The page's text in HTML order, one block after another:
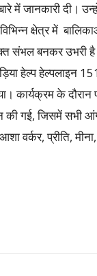
में जानकारी दी।
क्षेत्र में
संभल बनकर उभरी
हेल्प हेल्पलाइन
कार्यक्रम के
की गई, जिसमें सभी
वर्कर, प्रीति,